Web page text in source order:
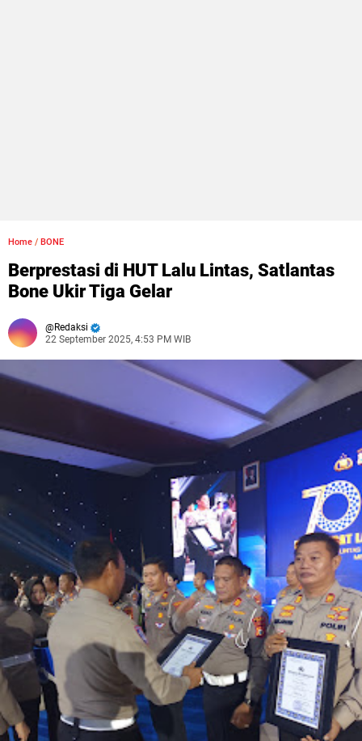
Home / BONE
Berprestasi di HUT Lalu Lintas, Satlantas
Bone Ukir Tiga Gelar
Redaksi
22 September 2025, 4:53 PM WIB